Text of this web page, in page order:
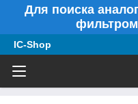
Для поиска
IC-Shop